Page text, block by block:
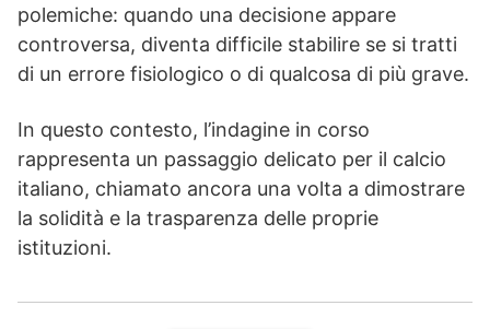
polemiche: quando una decisione appare
controversa, diventa difficile stabilire se si tratti
di un errore fisiologico o di qualcosa di più grave.
In questo contesto, l’indagine in corso
rappresenta un passaggio delicato per il calcio
italiano, chiamato ancora una volta a dimostrare
la solidità e la trasparenza delle proprie
istituzioni.